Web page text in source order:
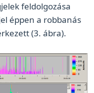
feldolgozása
éppen a robbanás
(3. ábra).